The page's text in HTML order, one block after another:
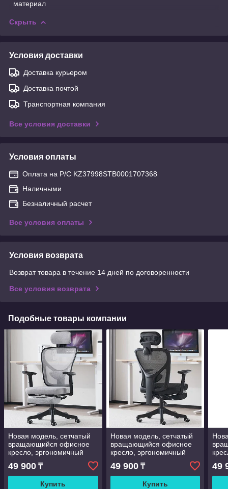
материал
Скрыть
Условия доставки
Доставка курьером
Доставка почтой
Транспортная компания
Все условия доставки
Условия оплаты
Оплата на Р/С KZ37998STB0001707368
Наличными
Безналичный расчет
Все условия оплаты
Условия возврата
Возврат товара в течение 14 дней по договоренности
Все условия возврата
Подобные товары компании
Новая модель, сетчатый
вращающийся офисное
кресло, эргономичный
офисный стул, офисные
стулья руководителя
49 900 ₸
Купить
Новая модель, сетчатый
вращающийся офисное
кресло, эргономичный
офисный стул, офисные
стулья руководителя
49 900₸
Купить
49